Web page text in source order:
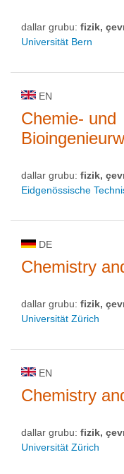
dallar grubu: fizik,
Universität Bern
EN
Chemie- und
dallar grubu: fizik,
Eidgenössische
DE
Chemistry
dallar grubu: fizik,
Universität Zürich
EN
Chemistry
dallar grubu: fizik,
Universität Zürich